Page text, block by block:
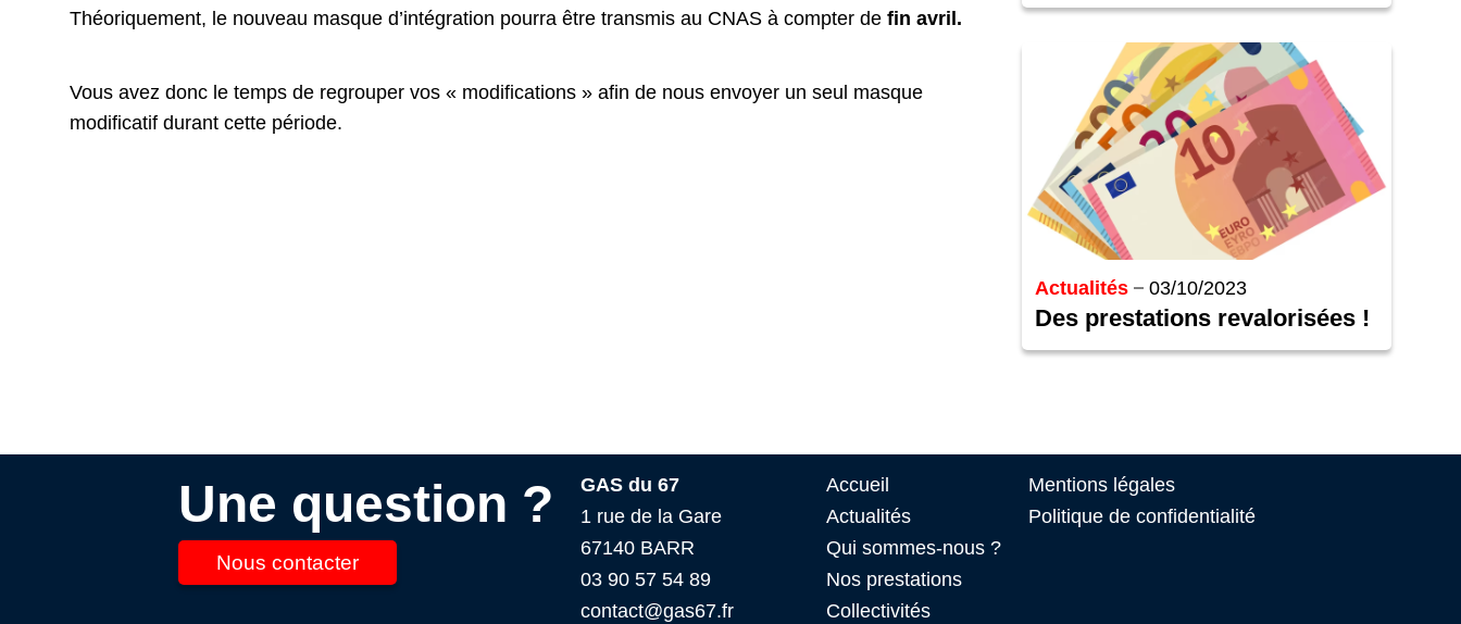
Théoriquement, le nouveau masque d’intégration pourra être transmis au CNAS à compter de fin avril.
Vous avez donc le temps de regrouper vos « modifications » afin de nous envoyer un seul masque
modificatif durant cette période.
Actualités 03/10/2023
Des prestations revalorisées !
Une question ?
Nous contacter
GAS du 67
1 rue de la Gare
67140 BARR
03 90 57 54 89
contact@gas67.fr
Accueil
Actualités
Qui sommes-nous ?
Nos prestations
Collectivités
Mentions légales
Politique de confidentialité